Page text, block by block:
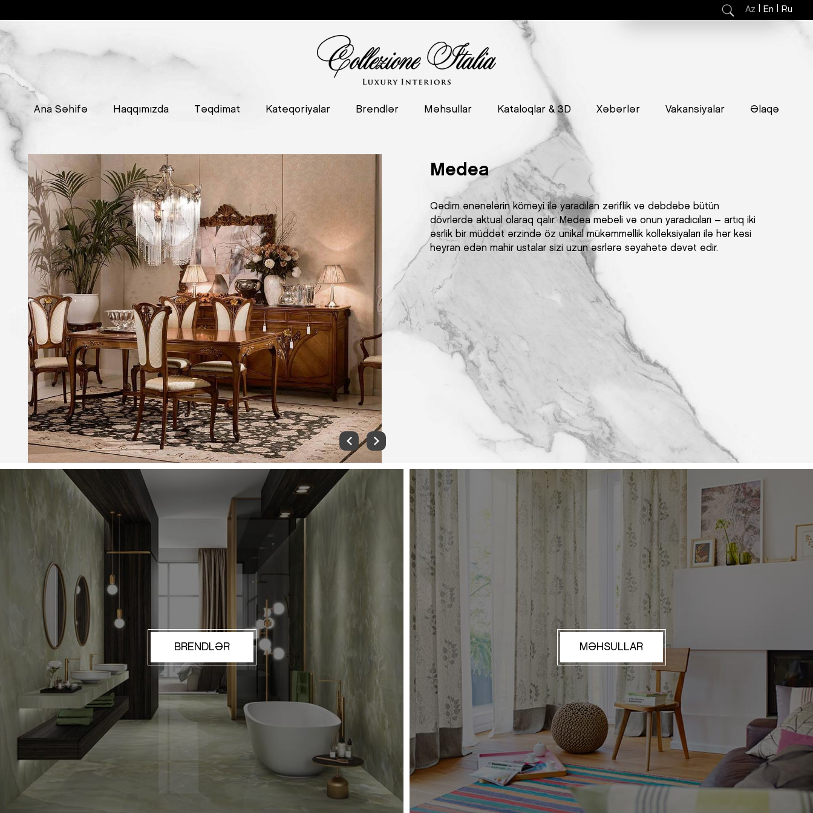
Az En Ru
Ana Səhifə Haqqımızda Təqdimat Kateqoriyalar Brendlər Məhsullar Kataloqlar & 3D Xəbərlər Vakansiyalar Əlaqə
Medea
Qədim ənənələrin köməyi ilə yaradılan zəriflik və dəbdəbə bütün
dövrlərdə aktual olaraq qalır. Medea mebeli və onun yaradıcıları – artıq iki
əsrlik bir müddət ərzində öz unikal mükəmməllik kolleksiyaları ilə hər kəsi
heyran edən mahir ustalar sizi uzun əsrlərə səyahətə dəvət edir.
BRENDLƏR MƏHSULLAR